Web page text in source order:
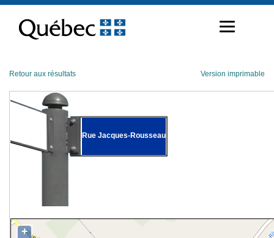
contenu
Retour aux résultats Version imprimable
Rue Jacques-Rousseau
+